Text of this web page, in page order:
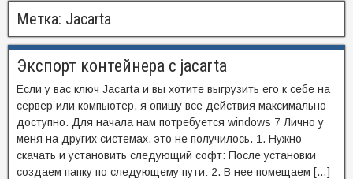
Метка: Jacarta
Экспорт контейнера с jacarta
Если у вас ключ Jacarta и вы хотите выгрузить его к себе на
сервер или компьютер, я опишу все действия максимально
доступно. Для начала нам потребуется windows 7 Лично у
меня на других системах, это не получилось. 1. Нужно
скачать и установить следующий софт: После установки
создаем папку по следующему пути: 2. В нее помещаем […]